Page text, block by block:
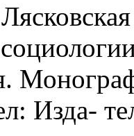
Изда-